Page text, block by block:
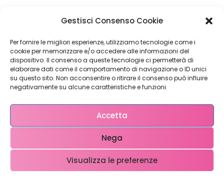
Gestisci Consenso Cookie
Per fornire le migliori esperienze, utilizziamo tecnologie come i
cookie per memorizzare e/o accedere alle informazioni del
dispositivo. Il consenso a queste tecnologie ci permetterà di
elaborare dati come il comportamento di navigazione o ID unici
su questo sito. Non acconsentire o ritirare il consenso può influire
negativamente su alcune caratteristiche e funzioni.
Accetta
Nega
Visualizza le preferenze
Restiamo in
contatto!
Come possiamo Aiutarti?
Copyright © 2023 WebX – P.iva 0708951048 – info@ webx.it